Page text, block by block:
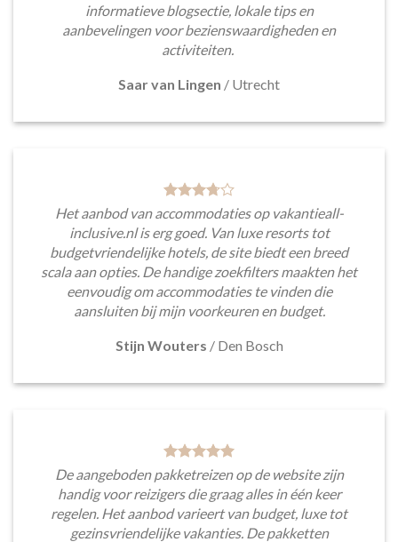
informatieve blogsectie, lokale tips en
aanbevelingen voor bezienswaardigheden en
activiteiten.
Saar van Lingen / Utrecht
Het aanbod van accommodaties op vakantieall-
inclusive.nl is erg goed. Van luxe resorts tot
budgetvriendelijke hotels, de site biedt een breed
scala aan opties. De handige zoekfilters maakten het
eenvoudig om accommodaties te vinden die
aansluiten bij mijn voorkeuren en budget.
Stijn Wouters / Den Bosch
De aangeboden pakketreizen op de website zijn
handig voor reizigers die graag alles in één keer
regelen. Het aanbod varieert van budget, luxe tot
gezinsvriendelijke vakanties. De pakketten